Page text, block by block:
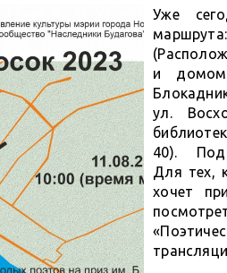
Уже
и
ул.
40).
Для тех,
хочет